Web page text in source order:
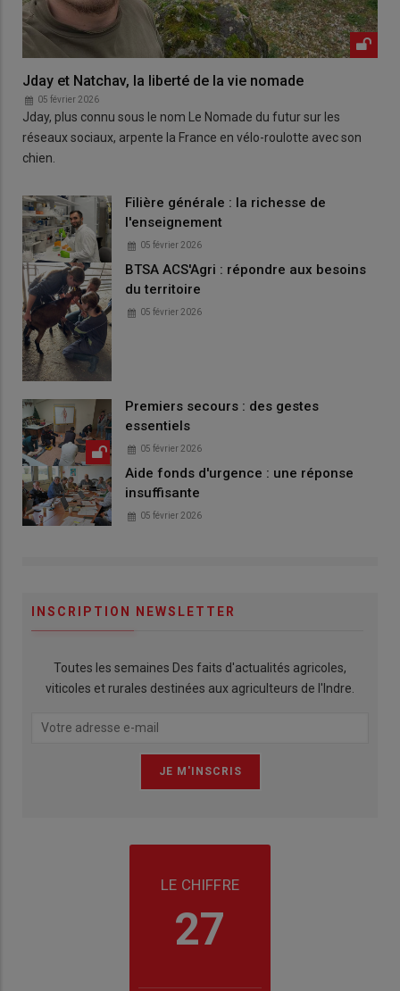
Jday et Natchav, la liberté de la vie nomade
05 février 2026
Jday, plus connu sous le nom Le Nomade du futur sur les
réseaux sociaux, arpente la France en vélo-roulotte avec son
chien.
Filière générale : la richesse de
l'enseignement
05 février 2026
BTSA ACS'Agri : répondre aux besoins
du territoire
05 février 2026
Premiers secours : des gestes
essentiels
05 février 2026
Aide fonds d'urgence : une réponse
insuffisante
05 février 2026
INSCRIPTION NEWSLETTER
Toutes les semaines Des faits d'actualités agricoles,
viticoles et rurales destinées aux agriculteurs de l'Indre.
LE CHIFFRE
27